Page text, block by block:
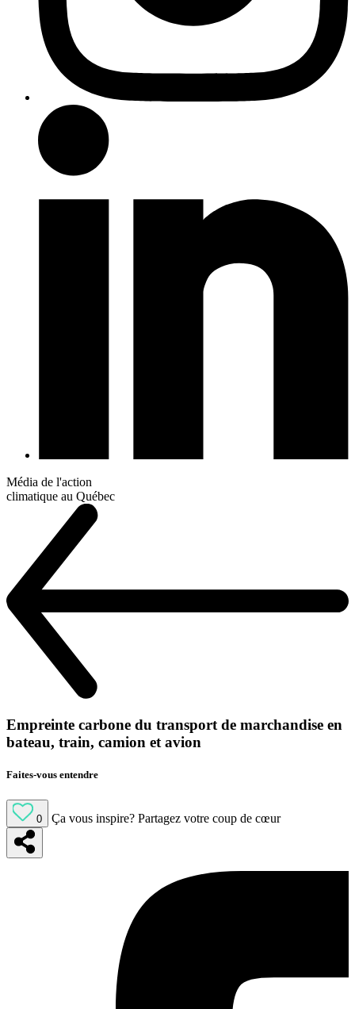
Média de l'action
climatique au Québec
Empreinte carbone du transport de marchandise en
bateau, train, camion et avion
Faites-vous entendre
0 Ça vous inspire? Partagez votre coup de cœur